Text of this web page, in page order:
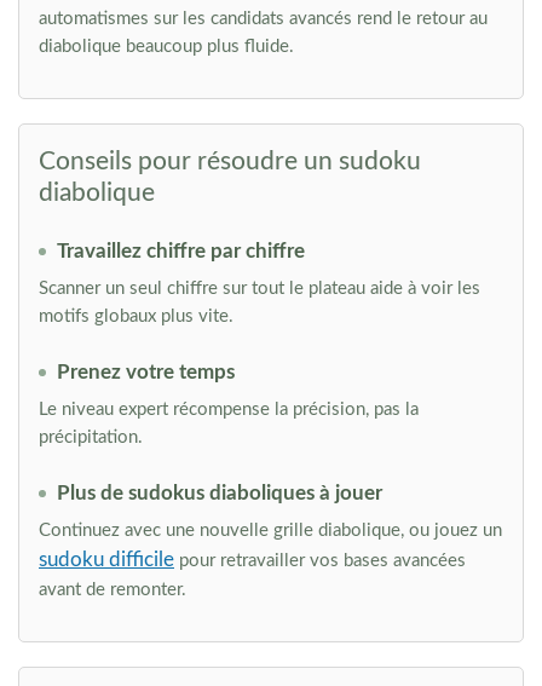
automatismes sur les candidats avancés rend le retour au
diabolique beaucoup plus fluide.
Conseils pour résoudre un sudoku
diabolique
Travaillez chiffre par chiffre
Scanner un seul chiffre sur tout le plateau aide à voir les
motifs globaux plus vite.
Prenez votre temps
Le niveau expert récompense la précision, pas la
précipitation.
Plus de sudokus diaboliques à jouer
Continuez avec une nouvelle grille diabolique, ou jouez un
sudoku difficile pour retravailler vos bases avancées
avant de remonter.